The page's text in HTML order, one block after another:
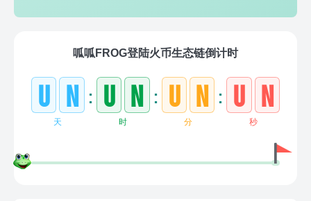
呱呱FROG登陆火币生态链倒计时
u n
天
: u n
时
: u n
分
: u n
秒